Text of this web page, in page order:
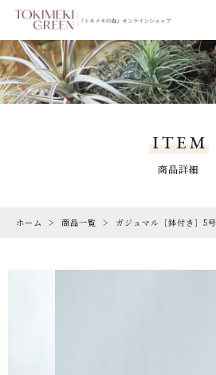
お気に入り
RARE
ITEM
商品詳細
ホーム 商品一覧 ガジュマル［鉢付き］
カートに商品を追加しました
ガジュマル［鉢付
【ギフトラッピング】